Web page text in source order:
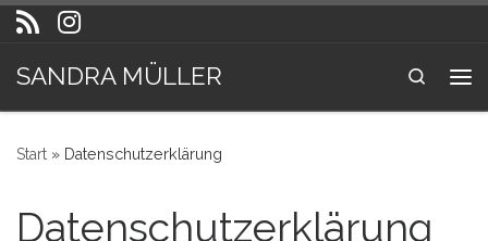
Zum Inhalt springen
SANDRA MÜLLER
Search
Start » Datenschutzerklärung
Datenschutzerklärung